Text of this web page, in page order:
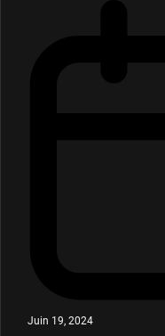
Juin 19, 2024